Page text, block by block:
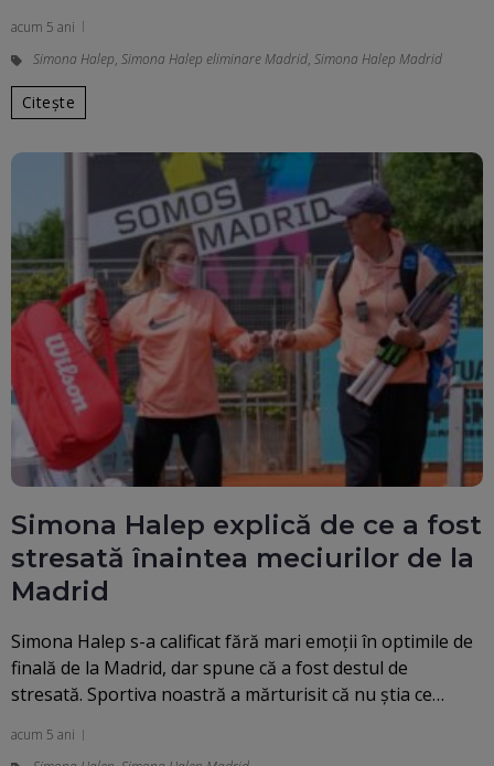
acum 5 ani
Simona Halep, Simona Halep eliminare Madrid, Simona Halep Madrid
Citește
Simona Halep explică de ce a fost
stresată înaintea meciurilor de la
Madrid
Simona Halep s-a calificat fără mari emoții în optimile de
finală de la Madrid, dar spune că a fost destul de
stresată. Sportiva noastră a mărturisit că nu știa ce…
acum 5 ani